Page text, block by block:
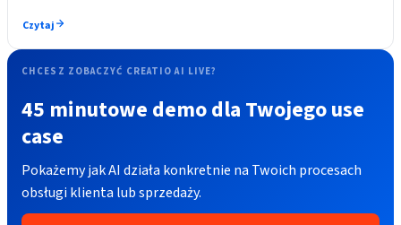
Czytaj
CHCESZ ZOBACZYĆ CREATIO AI LIVE?
45 minutowe demo dla Twojego use
case
Pokażemy jak AI działa konkretnie na Twoich procesach
obsługi klienta lub sprzedaży.